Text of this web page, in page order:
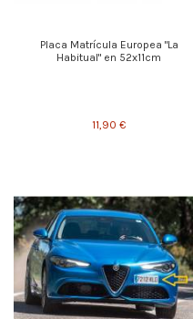
Placa Matrícula Europea "La
Habitual" en 52x11cm
11,90 €